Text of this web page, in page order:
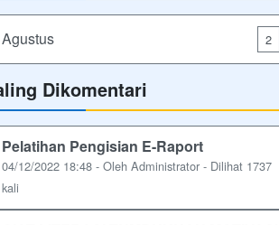
Agustus 2
Dikomentari
Pelatihan Pengisian E-Raport
04/12/2022 18:48 - Oleh Administrator - Dilihat 1737
kali